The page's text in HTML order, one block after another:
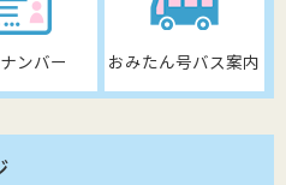
ンバー おみたん号バス案内